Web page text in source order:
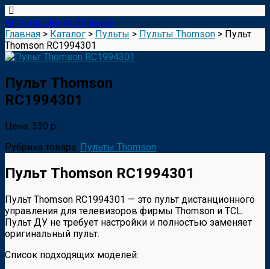
Антенна Центр Воронеж
Главная > Каталог > Пульты > Пульты Thomson > Пульт
Thomson RC1994301
Пульт Thomson
RC1994301
Цена: 330 р
Рубрика товара: Пульты Thomson
Пульт Thomson RC1994301
Пульт Thomson RC1994301 — это пульт дистанционного
управления для телевизоров фирмы Thomson и TCL.
Пульт ДУ не требует настройки и полностью заменяет
оригинальный пульт.
Список подходящих моделей: